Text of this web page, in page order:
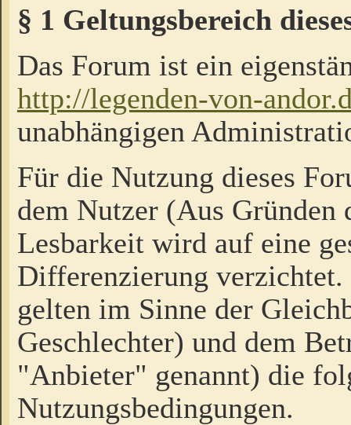
§ 1 Geltungsbereich
Das Forum ist ein
http://legenden-von-
unabhängigen
Für die Nutzung dieses
dem Nutzer (Aus Gründen
Lesbarkeit wird auf eine
Differenzierung
gelten im Sinne der
Geschlechter) und dem
"Anbieter" genannt) die
Nutzungsbedingungen.